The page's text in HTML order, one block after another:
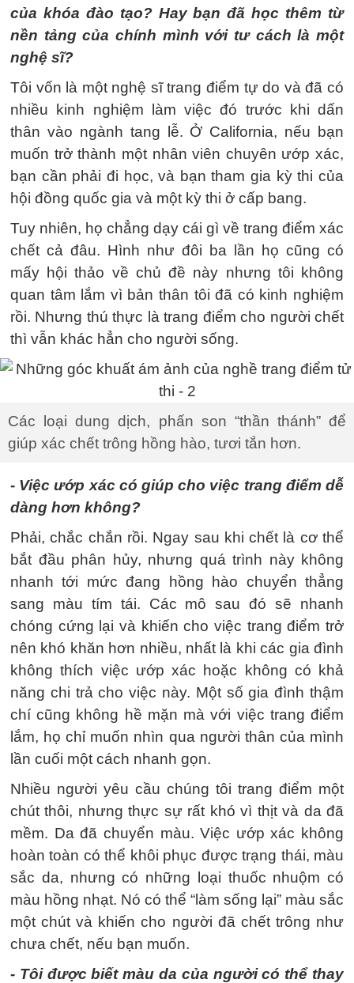
của khóa đào tạo? Hay bạn đã học thêm từ
nền tảng của chính mình với tư cách là một
nghệ sĩ?
Tôi vốn là một nghệ sĩ trang điểm tự do và đã có
nhiều kinh nghiệm làm việc đó trước khi dấn
thân vào ngành tang lễ. Ở California, nếu bạn
muốn trở thành một nhân viên chuyên ướp xác,
bạn cần phải đi học, và bạn tham gia kỳ thi của
hội đồng quốc gia và một kỳ thi ở cấp bang.
Tuy nhiên, họ chẳng dạy cái gì về trang điểm xác
chết cả đâu. Hình như đôi ba lần họ cũng có
mấy hội thảo về chủ đề này nhưng tôi không
quan tâm lắm vì bản thân tôi đã có kinh nghiệm
rồi. Nhưng thú thực là trang điểm cho người chết
thì vẫn khác hẳn cho người sống.
Các loại dung dịch, phấn son “thần thánh” để
giúp xác chết trông hồng hào, tươi tắn hơn.
- Việc ướp xác có giúp cho việc trang điểm dễ
dàng hơn không?
Phải, chắc chắn rồi. Ngay sau khi chết là cơ thể
bắt đầu phân hủy, nhưng quá trình này không
nhanh tới mức đang hồng hào chuyển thẳng
sang màu tím tái. Các mô sau đó sẽ nhanh
chóng cứng lại và khiến cho việc trang điểm trở
nên khó khăn hơn nhiều, nhất là khi các gia đình
không thích việc ướp xác hoặc không có khả
năng chi trả cho việc này. Một số gia đình thậm
chí cũng không hề mặn mà với việc trang điểm
lắm, họ chỉ muốn nhìn qua người thân của mình
lần cuối một cách nhanh gọn.
Nhiều người yêu cầu chúng tôi trang điểm một
chút thôi, nhưng thực sự rất khó vì thịt và da đã
mềm. Da đã chuyển màu. Việc ướp xác không
hoàn toàn có thể khôi phục được trạng thái, màu
sắc da, nhưng có những loại thuốc nhuộm có
màu hồng nhạt. Nó có thể “làm sống lại” màu sắc
một chút và khiến cho người đã chết trông như
chưa chết, nếu bạn muốn.
- Tôi được biết màu da của người có thể thay